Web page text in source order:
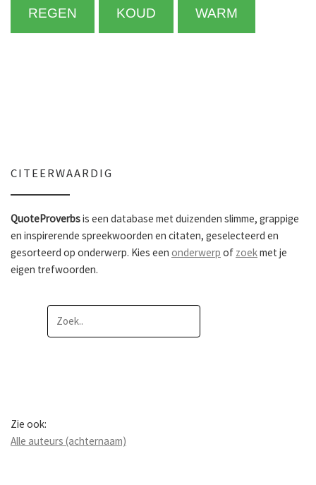
REGEN KOUD WARM
CITEERWAARDIG
QuoteProverbsis een database met duizenden slimme, grappige
en inspirerende spreekwoorden en citaten, geselecteerd en
gesorteerd op onderwerp. Kies een onderwerp of zoekmet je
eigen trefwoorden.
Zie ook:
Alle auteurs (achternaam)